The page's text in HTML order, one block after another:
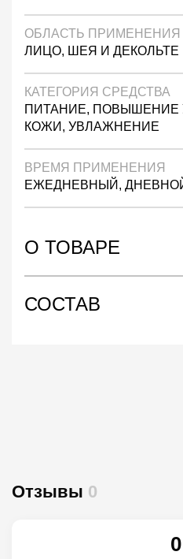
ОБЛАСТЬ ПРИМЕНЕНИЯ
ЛИЦО, ШЕЯ И ДЕКОЛЬТЕ
КАТЕГОРИЯ СРЕДСТВА
ПИТАНИЕ, ПОВЫШЕНИЕ
КОЖИ, УВЛАЖНЕНИЕ
ВРЕМЯ ПРИМЕНЕНИЯ
ЕЖЕДНЕВНЫЙ,
О ТОВАРЕ
СОСТАВ
Отзывы 0
0